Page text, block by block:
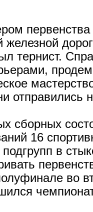
первенства
тернист.
отправились
сборных
16
в
во